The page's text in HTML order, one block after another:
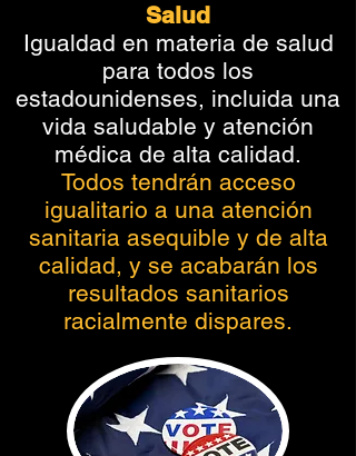
Salud
Igualdad en materia de salud
para todos los
estadounidenses, incluida una
vida saludable y atención
médica de alta calidad.
Todos tendrán acceso
igualitario a una atención
sanitaria asequible y de alta
calidad, y se acabarán los
resultados sanitarios
racialmente dispares.